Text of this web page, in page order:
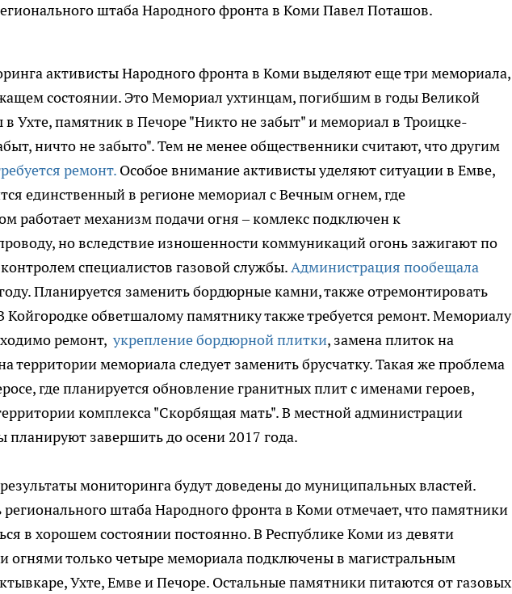
штаба Народного фронта в Коми Павел Поташов.
активисты Народного фронта в Коми выделяют еще три мемориала,
состоянии. Это Мемориал ухтинцам, погибшим в годы Великой
Ухте, памятник в Печоре "Никто не забыт" и мемориал в Троицке-
ничто не забыто".Тем не менее общественники считают, что другим
ремонт. Особое внимание активисты уделяют ситуации в Емве,
единственный в регионе мемориал с Вечным огнем, где
работает механизм подачи огня – комлекс подключен к
но вследствие изношенности коммуникаций огонь зажигают по
специалистов газовой службы.Администрация пообещала
Планируется заменить бордюрные камни, также отремонтировать
Койгородке обветшалому памятнику также требуется ремонт. Мемориалу
ремонт, укрепление бордюрной плитки, замена плиток на
территории мемориала следует заменить брусчатку. Такая же проблема
где планируется обновление гранитных плит с именами героев,
комплекса "Скорбящая мать". В местной администрации
планируют завершить до осени 2017 года.
мониторинга будут доведены до муниципальных властей.
регионального штаба Народного фронта в Коми отмечает, что памятники
в хорошем состоянии постоянно.В Республике Коми из девяти
огнями только четыре мемориала подключены в магистральным
Ухте, Емве и Печоре. Остальные памятники питаются от газовых